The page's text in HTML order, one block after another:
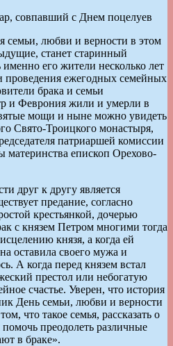
семьи, любви и верности в этом
станет старинный
его жители несколько лет
проведения ежегодных семейных
брака и семьи
и Феврония жили и умерли в
мощи и ныне можно увидеть
Свято-Троицкого монастыря,
патриаршей комиссии
материнства епископ Орехово-
друг к другу является
предание, согласно
крестьянкой, дочерью
с князем Петром многими тогда
князя, а когда ей
оставила своего мужа и
А когда перед князем встал
престол или небогатую
счастье. Уверен, что история
День семьи, любви и верности
что такое семья, рассказать о
преодолеть различные
в браке».